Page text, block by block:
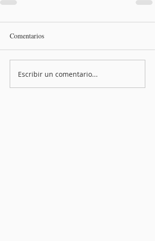
Comentarios
Escribir un comentario...